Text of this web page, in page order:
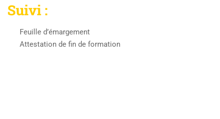
Suivi :
Feuille d’émargement
Attestation de fin de formation